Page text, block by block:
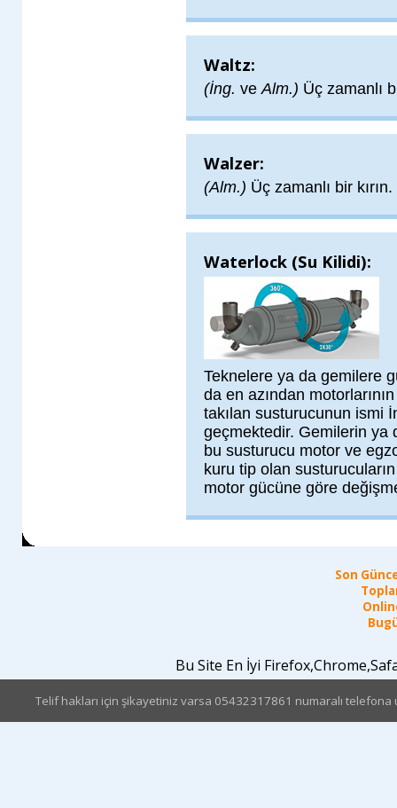
Waltz:
(İng. veAlm.) Üç zamanlı
Walzer:
(Alm.) Üç zamanlı bir kırın.
Waterlock (Su Kilidi):
Teknelere ya da gemilere
da en azından
takılan susturucunun ismi
geçmektedir. Gemilerin ya
bu susturucu motor ve
kuru tip olan
motor gücüne göre
Son
Bu Site En İyi
Telif hakları için şikayetiniz varsa 05432317861 numaralı telefona